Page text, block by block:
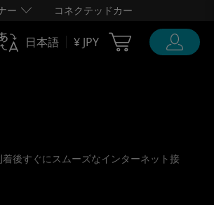
ー コネクテッドカー
日本語 ¥ JPY Cart Ubigi
後すぐにスムーズなインターネット接